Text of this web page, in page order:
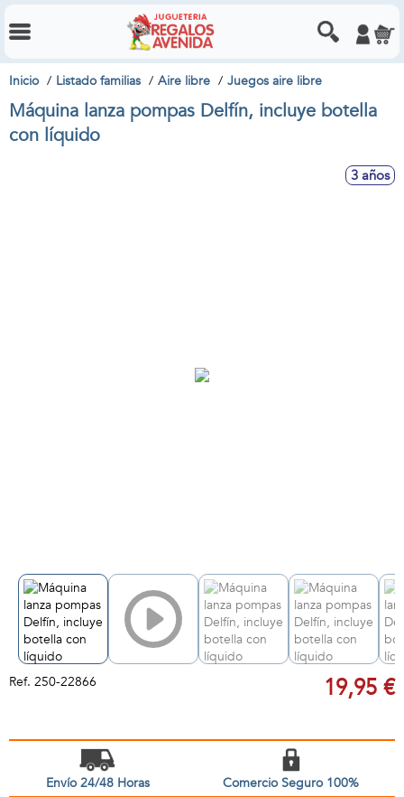
Inicio Listado familias Aire libre Juegos aire libre
Máquina lanza pompas Delfín, incluye botella
con líquido
3 años
Ref. 250-22866 19,95 €
Envío 24/48 Horas Comercio Seguro 100%